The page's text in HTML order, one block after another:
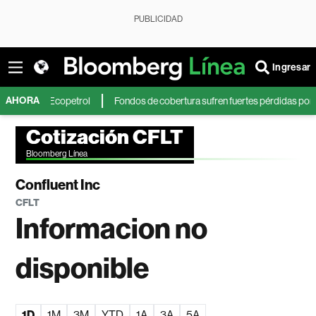
PUBLICIDAD
Ingresar
AHORA
de Ecopetrol Fondos de cobertura sufren fuertes pérdidas por
Cotización CFLT
Bloomberg Línea
Confluent Inc
CFLT
Informacion no
disponible